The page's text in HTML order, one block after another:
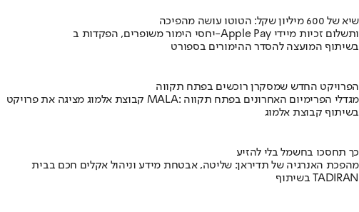
שיא של 600 מיליון שקל: הטוטו עושה מהפיכה
יחסי הימור משופרים, הפקדות ב-Apple Pay ותשלום זכיות מיידי
בשיתוף המועצה להסדר ההימורים בספורט
הפרויקט החדש שמסקרן רוכשים בפתח תקווה
קבוצת אלמוג מציגה את פרויקט MALA: מגדלי הפרימיום האחרונים בפתח תקווה
בשיתוף קבוצת אלמוג
כך תחסכו בחשמל בלי להזיע
מהפכת האנרגיה של תדיראן: שליטה, אבטחת מידע וניהול אקלים חכם בבית
בשיתוף TADIRAN